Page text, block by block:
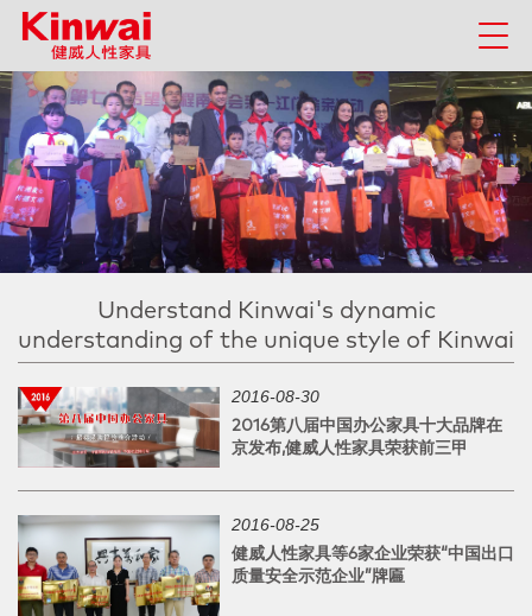
Understand Kinwai's dynamic
understanding of the unique style of Kinwai
2016-08-30
2016第八届中国办公家具十大品牌在
京发布,健威人性家具荣获前三甲
2016-08-25
健威人性家具等6家企业荣获“中国出口
质量安全示范企业”牌匾